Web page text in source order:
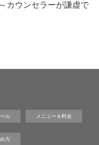
カウンセラーが謙虚で
ル メニュー＆料金
方